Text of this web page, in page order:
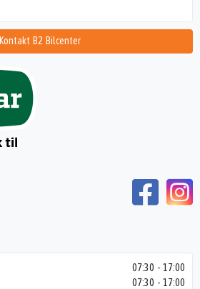
Kontakt B2 Bilcenter
07:30 - 17:00
07:30 - 17:00